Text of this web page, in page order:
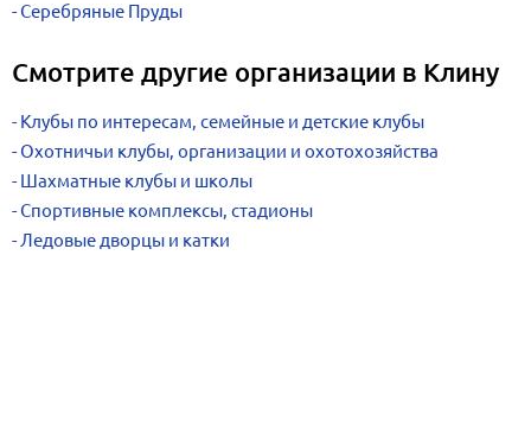
Серебряные Пруды
Смотрите другие организации в Клину
Клубы по интересам, семейные и детские клубы
Охотничьи клубы, организации и охотохозяйства
Шахматные клубы и школы
Спортивные комплексы, стадионы
Ледовые дворцы и катки